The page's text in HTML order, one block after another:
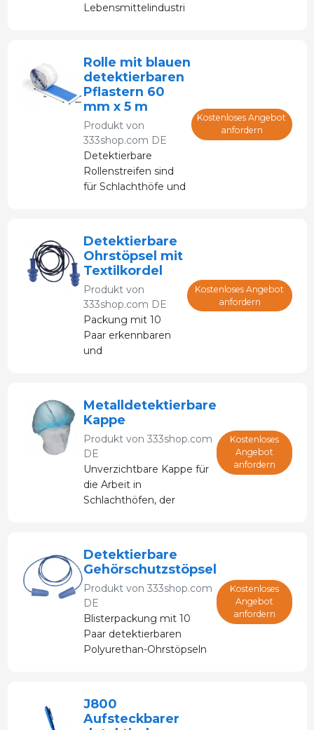
Lebensmittelindustrie
Rolle mit blauen
detektierbaren
Pflastern 60
mm x 5 m
Produkt von
333shop.com DE
Detektierbare
Rollenstreifen sind
für Schlachthöfe und
Kostenloses Angebot
anfordern
Detektierbare
Ohrstöpsel mit
Textilkordel
Produkt von
333shop.com DE
Packung mit 10
Paar erkennbaren
und
Kostenloses Angebot
anfordern
Metalldetektierbare
Kappe
Produkt von 333shop.com
DE
Unverzichtbare Kappe für
die Arbeit in
Schlachthöfen, der
Kostenloses
Angebot
anfordern
Detektierbare
Gehörschutzstöpsel
Produkt von 333shop.com
DE
Blisterpackung mit 10
Paar detektierbaren
Polyurethan-Ohrstöpseln
Lebensmittelindustrie. Ø
12 mm (9 Paar + 1 Paar in
Kostenloses
Angebot
anfordern
J800
Aufsteckbarer